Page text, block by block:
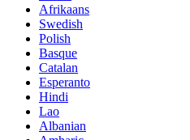
Afrikaans
Swedish
Polish
Basque
Catalan
Esperanto
Hindi
Lao
Albanian